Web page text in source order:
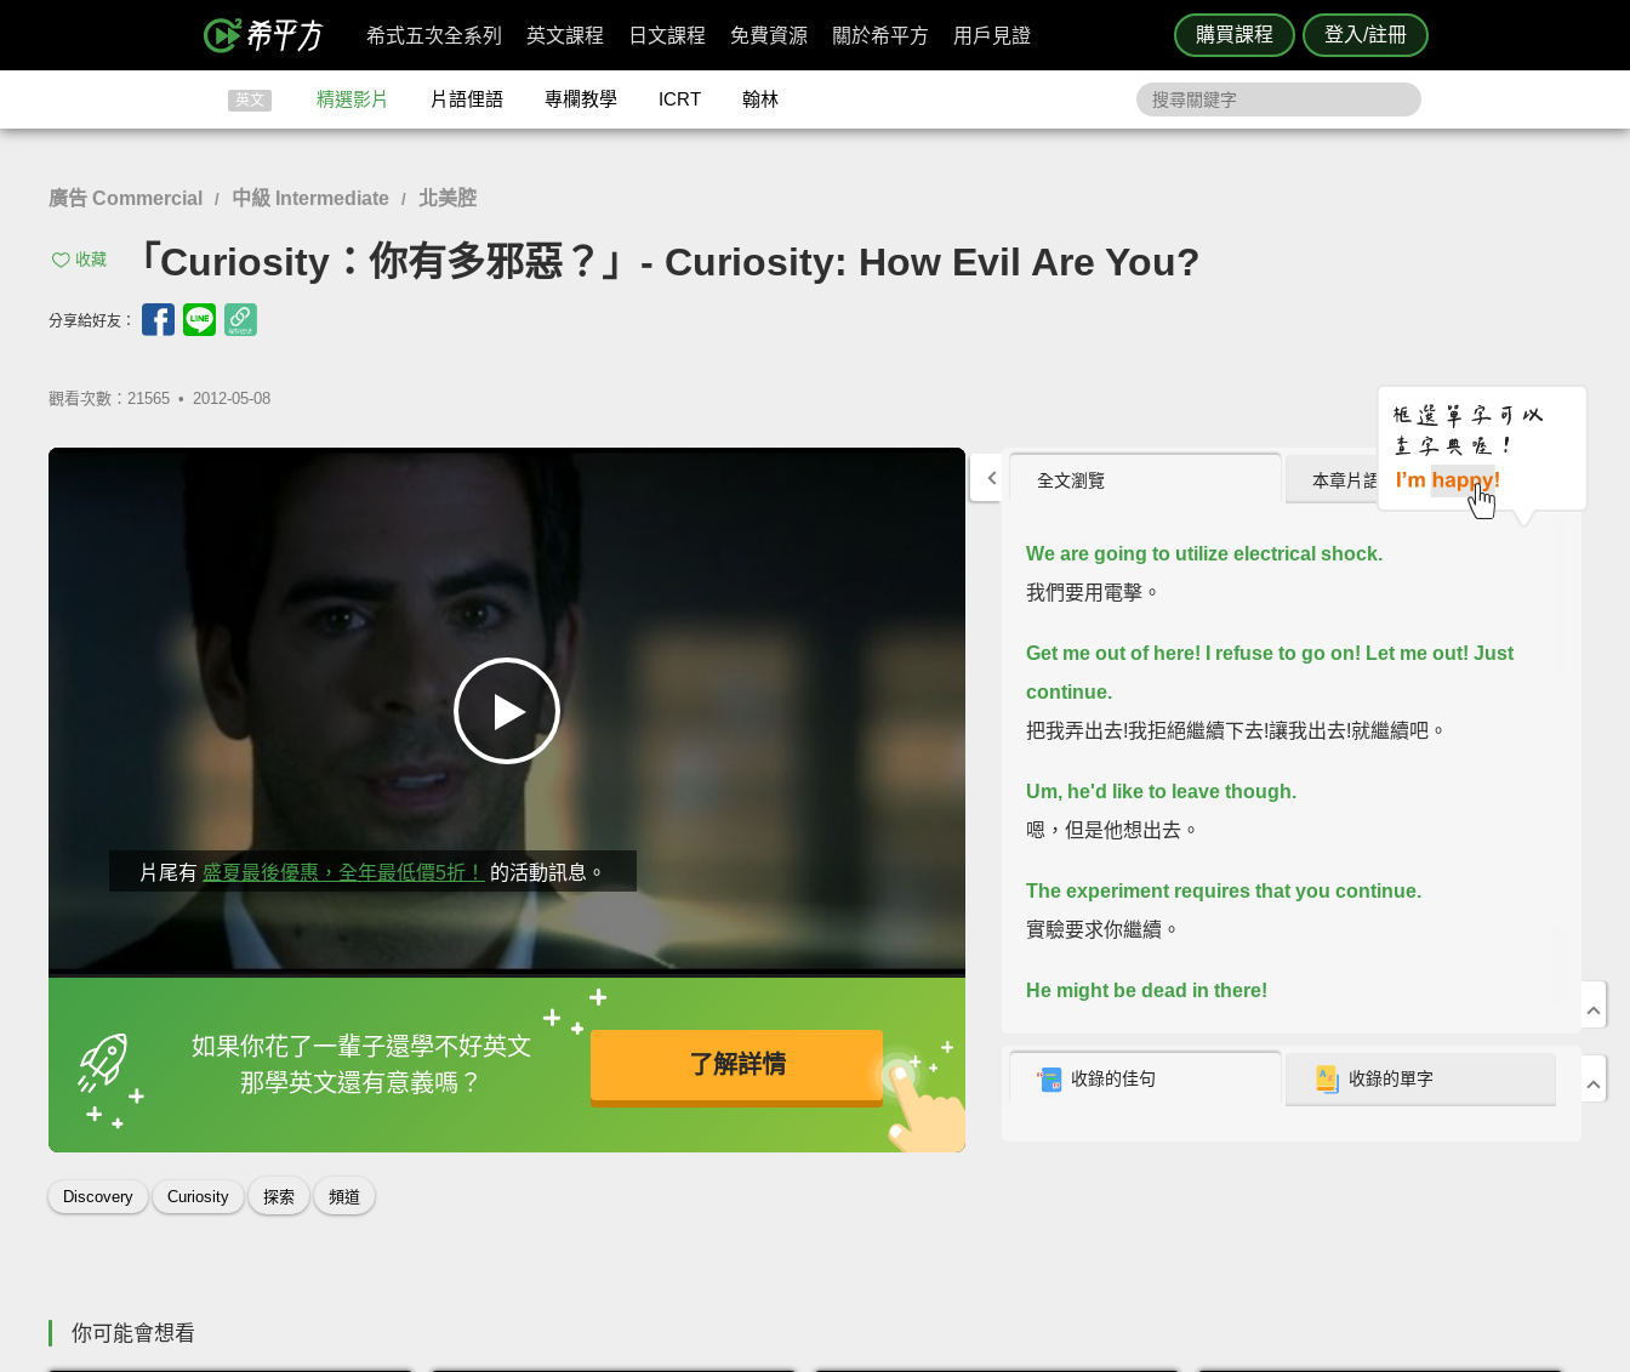
購買課程 登入/註冊
希式五次全系列 英文課程 日文課程 免費資源 關於希平方 用戶見證
英文 精選影片 片語俚語 專欄教學 ICRT 翰林
廣告 Commercial / 中級 Intermediate / 北美腔
收藏 「Curiosity：你有多邪惡？」- Curiosity: How Evil Are You?
分享給好友：
觀看次數：21565 • 2012-05-08
片尾有 盛夏最後優惠，全年最低價5折！ 的活動訊息。
如果你花了一輩子還學不好英文
那學英文還有意義嗎？
了解詳情
框選或點兩下字幕可以直接查字典喔！
英
Discovery Curiosity 探索 頻道
全文瀏覽 本章片語 (0)
We are going to utilize electrical shock.
我們要用電擊。
Get me out of here! I refuse to go on! Let me out! Just
continue.
把我弄出去!我拒絕繼續下去!讓我出去!就繼續吧。
Um, he'd like to leave though.
嗯，但是他想出去。
The experiment requires that you continue.
實驗要求你繼續。
He might be dead in there!
Evil! Is there a more loaded word in English language?
收錄的佳句 收錄的單字
你可能會想看